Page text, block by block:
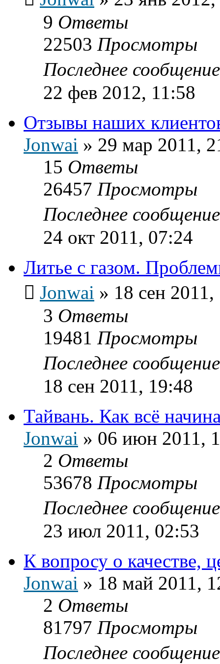
9 Ответы
22503 Просмотры
Последнее
22 фев 2012, 11:58
Отзывы наших
Jonwai » 29 мар 2011,
15 Ответы
26457 Просмотры
Последнее
24 окт 2011, 07:24
Литье с газом.
Jonwai » 18 сен
3 Ответы
19481 Просмотры
Последнее
18 сен 2011, 19:48
Тайвань. Как всё
Jonwai » 06 июн 2011,
2 Ответы
53678 Просмотры
Последнее
23 июл 2011, 02:53
К вопросу о качестве,
Jonwai » 18 май 2011,
2 Ответы
81797 Просмотры
Последнее